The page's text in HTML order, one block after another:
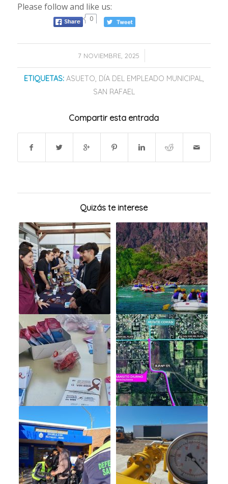
Please follow and like us:
0
7 NOVIEMBRE, 2025
/
ETIQUETAS: ASUETO, DÍA DEL EMPLEADO MUNICIPAL,
SAN RAFAEL
Compartir esta entrada
Quizás te interese